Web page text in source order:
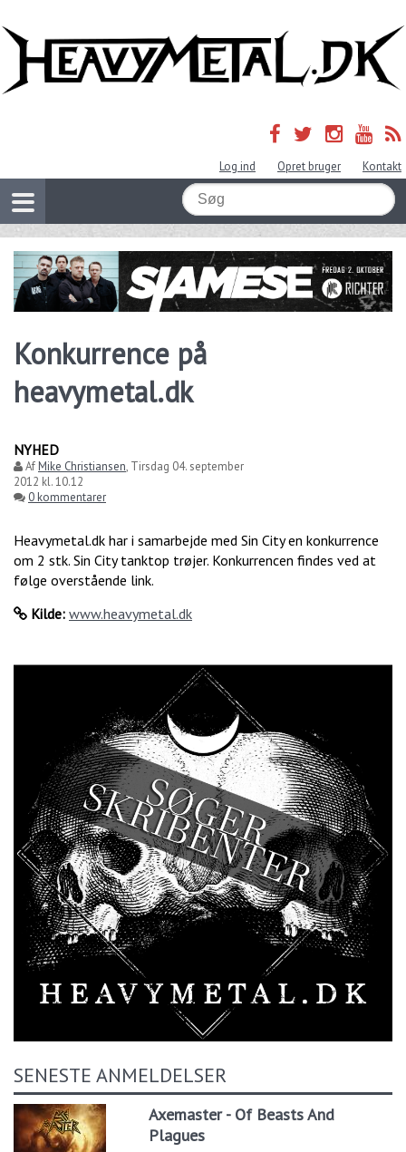
Log ind Opret bruger Kontakt
Konkurrence på
heavymetal.dk
NYHED
AfMike Christiansen, Tirsdag 04. september
2012 kl. 10.12
0 kommentarer
Heavymetal.dk har i samarbejde med Sin City en konkurrence
om 2 stk. Sin City tanktop trøjer. Konkurrencen findes ved at
følge overstående link.
Kilde: www.heavymetal.dk
SENESTE ANMELDELSER
Axemaster - Of Beasts And
Plagues